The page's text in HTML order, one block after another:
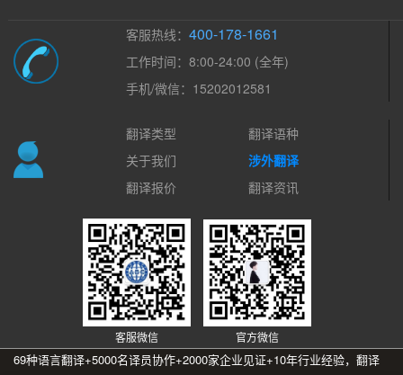
客服热线：400-178-1661
工作时间：8:00-24:00 (全年)
手机/微信：15202012581
翻译类型
翻译语种
关于我们
涉外翻译
翻译报价
翻译资讯
客服微信 官方微信
69种语言翻译+5000名译员协作+2000家企业见证+10年行业经验，翻译